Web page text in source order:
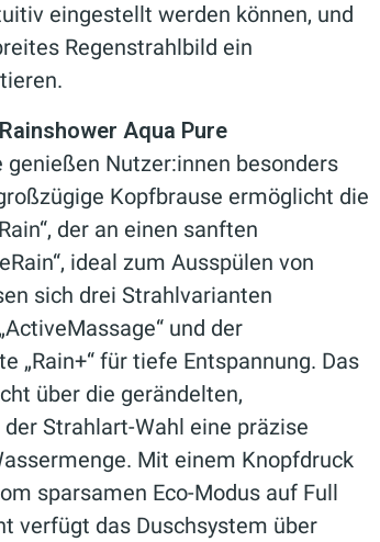
eingestellt werden können, und
Regenstrahlbild ein
Aqua Pure
genießen Nutzer:innen besonders
Kopfbrause ermöglicht die
der an einen sanften
ideal zum Ausspülen von
sich drei Strahlvarianten
und der
„Rain+“ für tiefe Entspannung. Das
über die gerändelten,
Strahlart-Wahl eine präzise
Mit einem Knopfdruck
sparsamen Eco-Modus auf Full
verfügt das Duschsystem über